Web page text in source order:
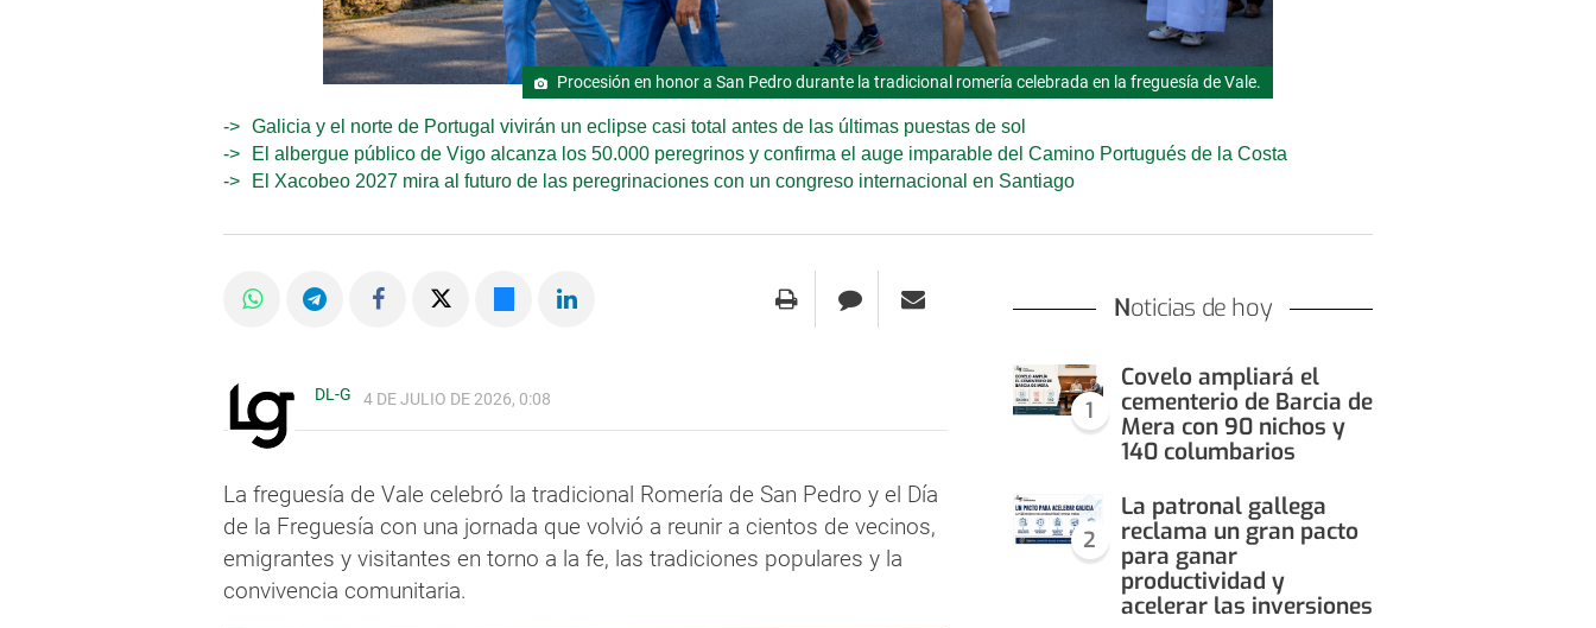
Procesión en honor a San Pedro durante la tradicional romería celebrada en la freguesía de Vale.
Galicia y el norte de Portugal vivirán un eclipse casi total antes de las últimas puestas de sol
El albergue público de Vigo alcanza los 50.000 peregrinos y confirma el auge imparable del Camino Portugués de la Costa
El Xacobeo 2027 mira al futuro de las peregrinaciones con un congreso internacional en Santiago
DL-G 4 DE JULIO DE 2026, 0:08
La freguesía de Vale celebró la tradicional Romería de San Pedro y el Día
de la Freguesía con una jornada que volvió a reunir a cientos de vecinos,
emigrantes y visitantes en torno a la fe, las tradiciones populares y la
convivencia comunitaria.
Noticias de hoy
1
Covelo ampliará el
cementerio de Barcia de
Mera con 90 nichos y
140 columbarios
2
La patronal gallega
reclama un gran pacto
para ganar
productividad y
acelerar las inversiones